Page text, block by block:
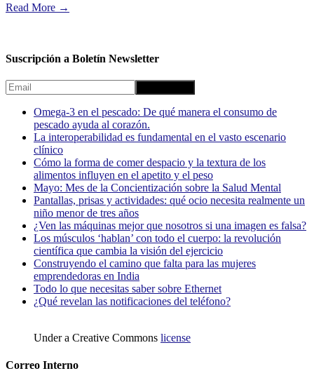
Read More →
Suscripción a Boletín Newsletter
Omega-3 en el pescado: De qué manera el consumo de
pescado ayuda al corazón.
La interoperabilidad es fundamental en el vasto escenario
clínico
Cómo la forma de comer despacio y la textura de los
alimentos influyen en el apetito y el peso
Mayo: Mes de la Concientización sobre la Salud Mental
Pantallas, prisas y actividades: qué ocio necesita realmente un
niño menor de tres años
¿Ven las máquinas mejor que nosotros si una imagen es falsa?
Los músculos ‘hablan’ con todo el cuerpo: la revolución
científica que cambia la visión del ejercicio
Construyendo el camino que falta para las mujeres
emprendedoras en India
Todo lo que necesitas saber sobre Ethernet
¿Qué revelan las notificaciones del teléfono?
Under a Creative Commons license
Correo Interno